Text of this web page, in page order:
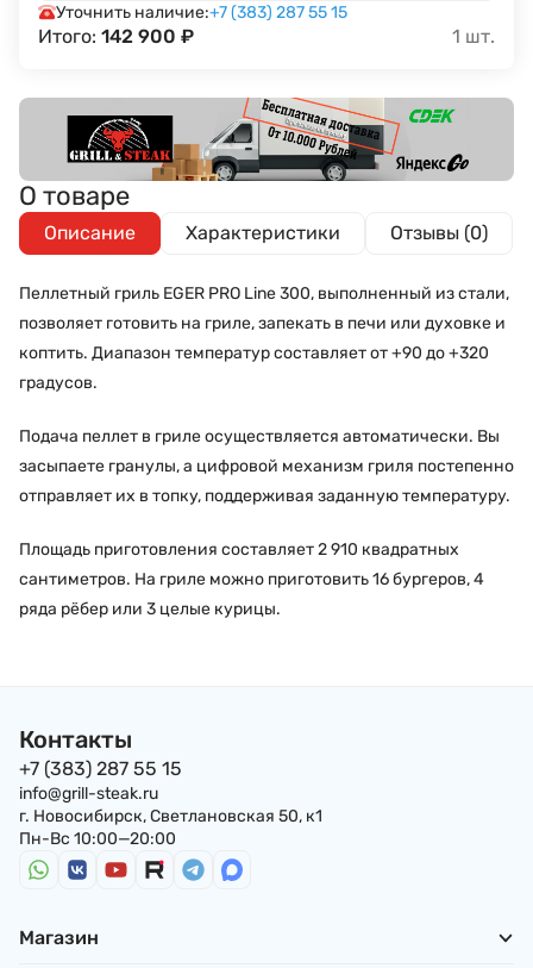
Уточнить наличие:+7 (383) 287 55 15
Итого: 142 900 ₽ 1 шт.
О товаре
Описание Характеристики Отзывы (0)
Пеллетный гриль EGER PRO Line 300, выполненный из стали,
позволяет готовить на гриле, запекать в печи или духовке и
коптить. Диапазон температур составляет от +90 до +320
градусов.
Подача пеллет в гриле осуществляется автоматически. Вы
засыпаете гранулы, а цифровой механизм гриля постепенно
отправляет их в топку, поддерживая заданную температуру.
Площадь приготовления составляет 2 910 квадратных
сантиметров. На гриле можно приготовить 16 бургеров, 4
ряда рёбер или 3 целые курицы.
Контакты
+7 (383) 287 55 15
info@grill-steak.ru
г. Новосибирск, Светлановская 50, к1
Пн-Вс 10:00—20:00
Магазин